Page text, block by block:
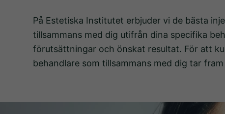
På Estetiska Institutet erbjuder vi de bästa
tillsammans med dig utifrån dina specifika
förutsättningar och önskat resultat. För att
behandlare som tillsammans med dig tar